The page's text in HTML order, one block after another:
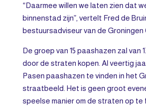
“Daarmee willen we laten zien dat
binnenstad zijn”, vertelt Fred de
bestuursadviseur van de Groningen
De groep van 15 paashazen zal van
door de straten kopen. Al veertig
Pasen paashazen te vinden in het
straatbeeld. Het is geen groot
speelse manier om de straten op te